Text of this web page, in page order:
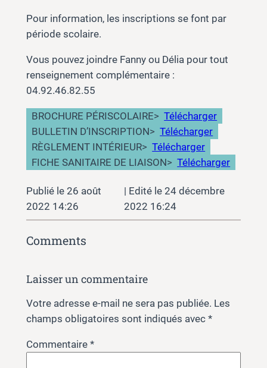
Pour information, les inscriptions se font par
période scolaire.
Vous pouvez joindre Fanny ou Délia pour tout
renseignement complémentaire :
04.92.46.82.55
BROCHURE PÉRISCOLAIRE> Télécharger
BULLETIN D’INSCRIPTION> Télécharger
RÈGLEMENT INTÉRIEUR> Télécharger
FICHE SANITAIRE DE LIAISON> Télécharger
26 août
2022 14:26
24 décembre
2022 16:24
Comments
Laisser un commentaire
Votre adresse e-mail ne sera pas publiée. Les
champs obligatoires sont indiqués avec *
Commentaire *